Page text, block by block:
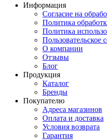
Информация
Согласие на
Политика
Политика
Пользовательское
О компании
Отзывы
Блог
Продукция
Каталог
Бренды
Покупателю
Адреса магазинов
Оплата и доставка
Условия возврата
Гарантия